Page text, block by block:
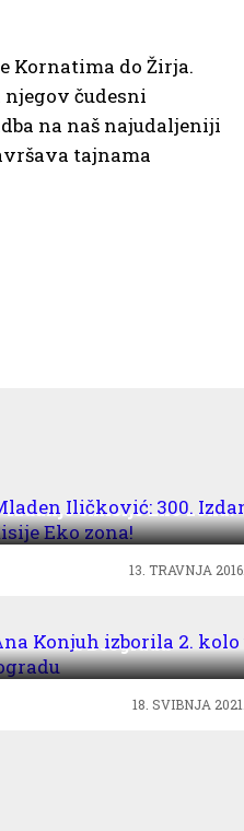
Kornatima do Žirja.
čudesni
na naš najudaljeniji
tajnama
Izdanje emisije Eko zona!
13. TRAVNJA 2016.
u Beogradu
18. SVIBNJA 2021.